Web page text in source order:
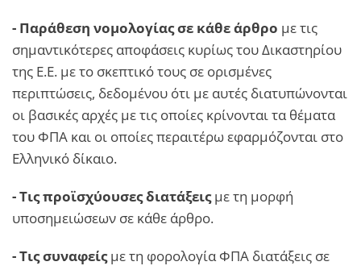
- Παράθεση νομολογίας σε κάθε άρθρο με τις
σημαντικότερες αποφάσεις κυρίως του Δικαστηρίου
της Ε.Ε. με το σκεπτικό τους σε ορισμένες
περιπτώσεις, δεδομένου ότι με αυτές διατυπώνονται
οι βασικές αρχές με τις οποίες κρίνονται τα θέματα
του ΦΠΑ και οι οποίες περαιτέρω εφαρμόζονται στο
Ελληνικό δίκαιο.
- Τις προϊσχύουσες διατάξειςμε τη μορφή
υποσημειώσεων σε κάθε άρθρο.
- Τις συναφείςμε τη φορολογία ΦΠΑ διατάξεις σε